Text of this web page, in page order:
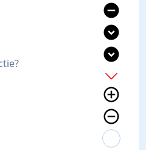
remove_circle
expand_circle_down
expand_circle_down
add
add_circle_outline
remove_circle_outline
expand_more
expand_less